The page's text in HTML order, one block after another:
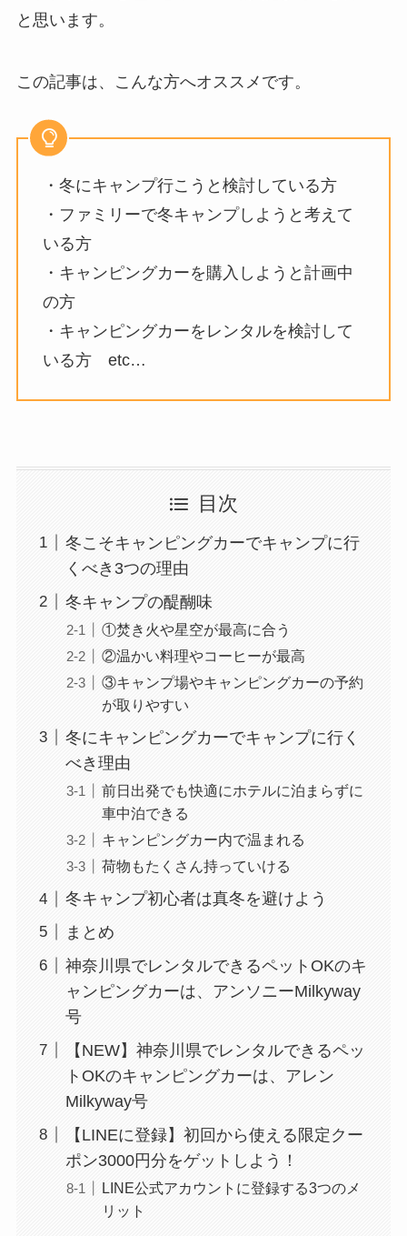
と思います。
この記事は、こんな方へオススメです。
・冬にキャンプ行こうと検討している方
・ファミリーで冬キャンプしようと考えて
いる方
・キャンピングカーを購入しようと計画中
の方
・キャンピングカーをレンタルを検討して
いる方 etc…
目次
冬こそキャンピングカーでキャンプに行
くべき3つの理由
冬キャンプの醍醐味
①焚き火や星空が最高に合う
②温かい料理やコーヒーが最高
③キャンプ場やキャンピングカーの予約
が取りやすい
冬にキャンピングカーでキャンプに行く
べき理由
前日出発でも快適にホテルに泊まらずに
車中泊できる
キャンピングカー内で温まれる
荷物もたくさん持っていける
冬キャンプ初心者は真冬を避けよう
まとめ
神奈川県でレンタルできるペットOKのキ
ャンピングカーは、アンソニーMilkyway
号
【NEW】神奈川県でレンタルできるペッ
トOKのキャンピングカーは、アレン
Milkyway号
【LINEに登録】初回から使える限定クー
ポン3000円分をゲットしよう！
LINE公式アカウントに登録する3つのメ
リット